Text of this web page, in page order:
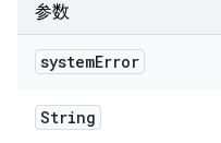
参数
systemError
String